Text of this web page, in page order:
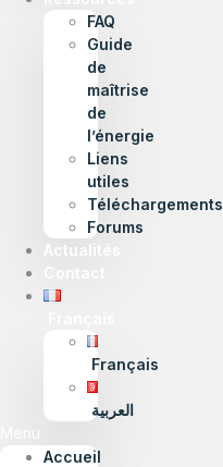
FAQ
Guide
de
maîtrise
de
l’énergie
Liens
utiles
Téléchargements
Forums
Actualités
Français
العربية
Accueil